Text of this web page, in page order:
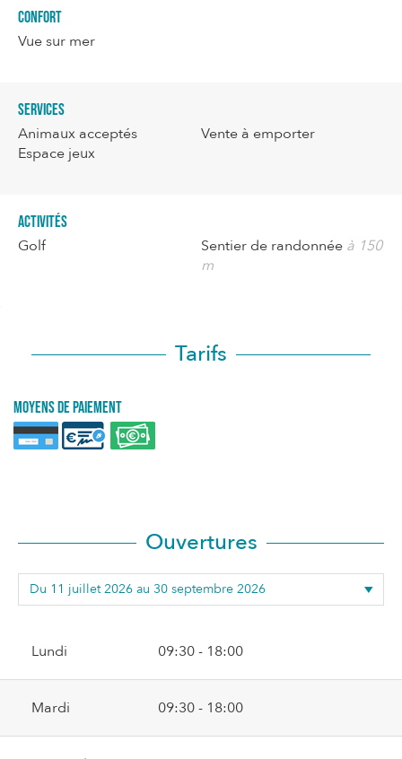
Confort
Vue sur mer
Services
Animaux acceptés
Espace jeux
Vente à emporter
Activités
Golf Sentier de randonnée à 150
m
Tarifs
Moyens de paiement
Ouvertures
Lundi 09:30 - 18:00
Mardi 09:30 - 18:00